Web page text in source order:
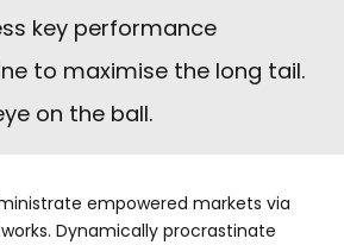
key performance
to maximise the long tail.
on the ball.
empowered markets via
Dynamically procrastinate